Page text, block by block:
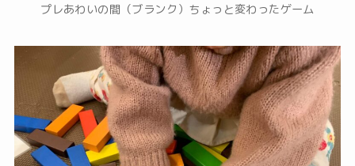
プレあわいの間（ブランク）ちょっと変わったゲーム